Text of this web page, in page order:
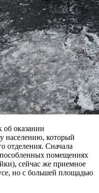
оказании
населению, который
отделения. Сначала
помещениях
сейчас же приемное
но с большей площадью